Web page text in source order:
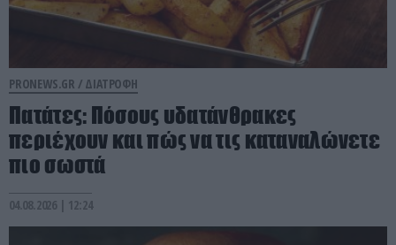
PRONEWS.GR / ΔΙΑΤΡΟΦΗ
Πατάτες: Πόσους υδατάνθρακες
περιέχουν και πώς να τις καταναλώνετε
πιο σωστά
04.08.2026 | 12:24